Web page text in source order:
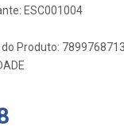
ESC001004
Produto: